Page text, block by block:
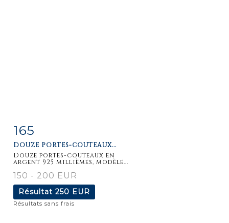
165
DOUZE PORTES-COUTEAUX...
Douze portes-couteaux en
argent 925 millièmes, modèle...
150 - 200 EUR
Résultat 250 EUR
Résultats sans frais